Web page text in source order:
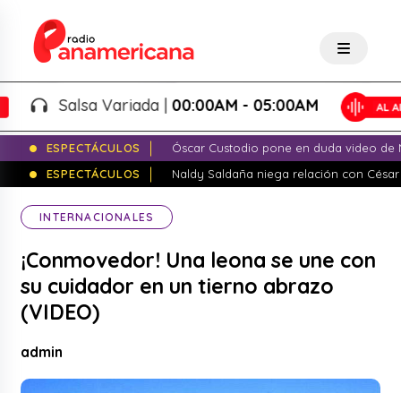
Salsa Variada |00:00AM - 05:00AM
ESPECTÁCULOS
Óscar Custodio pone en duda video de
ESPECTÁCULOS
Naldy Saldaña niega relación con
INTERNACIONALES
¡Conmovedor! Una leona se une con
su cuidador en un tierno abrazo
(VIDEO)
admin